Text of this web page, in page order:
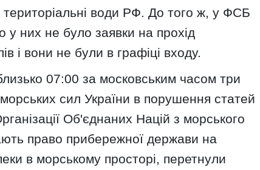
територіальні води РФ. До того ж, у ФСБ
них не було заявки на прохід
і вони не були в графіці входу.
07:00 за московським часом три
морських сил України в порушення статей
Об'єднаних Націй з морського
право прибережної держави на
в морському просторі, перетнули